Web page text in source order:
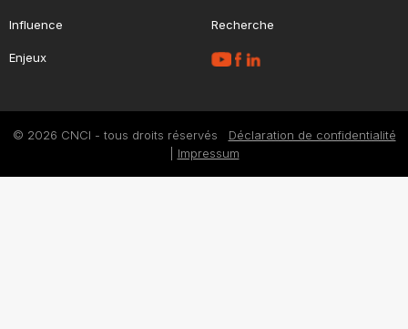
Influence
Enjeux
Recherche
© 2026 CNCI - tous droits réservés Déclaration de confidentialité
Impressum